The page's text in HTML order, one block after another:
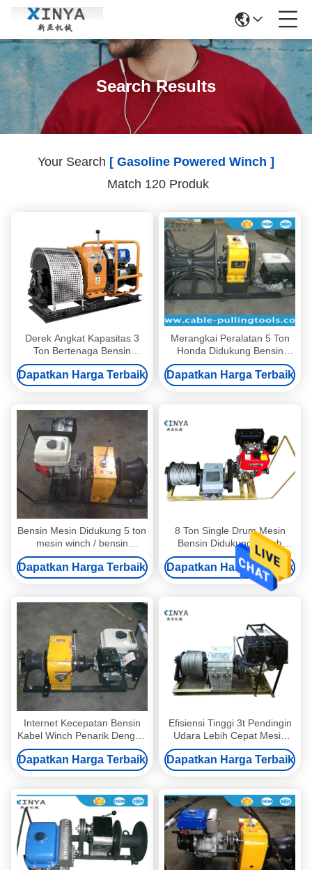
Search Results
Your Search [ Gasoline Powered Winch ]
Match 120 Produk
Derek Angkat Kapasitas 3
Ton Bertenaga Bensin
dengan Mesin Yamaha
MX175 dan Rangka Baja
Portabel untuk Menarik Kabel
Dapatkan Harga Terbaik
Merangkai Peralatan 5 Ton
Honda Didukung Bensin
Winch Untuk Mengambil Tali
Dapatkan Harga Terbaik
Bensin Mesin Didukung 5 ton
mesin winch / bensin
bertenaga winch
Dapatkan Harga Terbaik
8 Ton Single Drum Mesin
Bensin Didukung Winch
Cable Winch Puller
Dapatkan Harga Terbaik
Internet Kecepatan Bensin
Kabel Winch Penarik Dengan
Shaft Transmisi
Dapatkan Harga Terbaik
Efisiensi Tinggi 3t Pendingin
Udara Lebih Cepat Mesin
Bensin Didukung Winch
Dapatkan Harga Terbaik